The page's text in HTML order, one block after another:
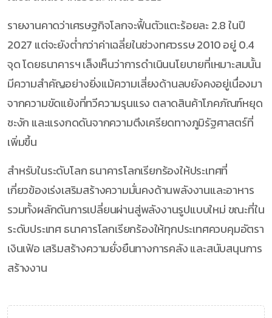
รายงานคาดว่าเศรษฐกิจโลกจะฟื้นตัวแตะร้อยละ 2.8 ในปี
2027 แต่จะยังต่ำกว่าค่าเฉลี่ยในช่วงทศวรรษ 2010 อยู่ 0.4
จุด โดยธนาคารฯ เล็งเห็นว่าการดำเนินนโยบายที่เหมาะสมนั้น
มีความสำคัญอย่างยิ่งแม้ความเสี่ยงด้านลบยังคงอยู่เนื่องมา
จากความขัดแย้งที่ทวีความรุนแรง ตลาดสินค้าโภคภัณฑ์หยุด
ชะงัก และแรงกดดันจากความตึงเครียดทางภูมิรัฐศาสตร์ที่
เพิ่มขึ้น
สำหรับในระดับโลก ธนาคารโลกเรียกร้องให้ประเทศที่
เกี่ยวข้องเร่งเสริมสร้างความมั่นคงด้านพลังงานและอาหาร
รวมทั้งผลักดันการเปลี่ยนผ่านสู่พลังงานรูปแบบใหม่ ขณะที่ใน
ระดับประเทศ ธนาคารโลกเรียกร้องให้ทุกประเทศควบคุมอัตรา
เงินเฟ้อ เสริมสร้างความยั่งยืนทางการคลัง และสนับสนุนการ
สร้างงาน